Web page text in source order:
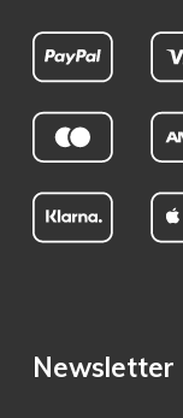
Newsletter